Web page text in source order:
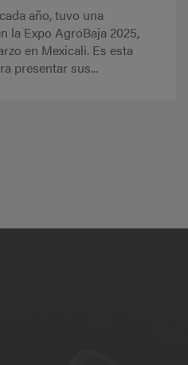
año, tuvo una
la Expo AgroBaja 2025,
en Mexicali. Es esta
presentar sus...